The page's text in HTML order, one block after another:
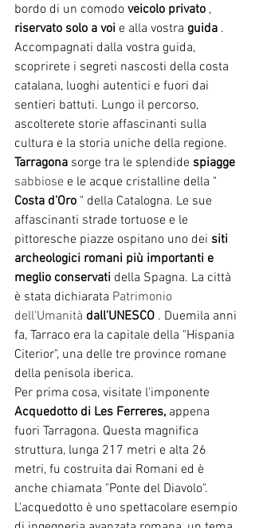
bordo di un comodo veicolo privato ,
riservato solo a voi e alla vostra guida .
Accompagnati dalla vostra guida,
scoprirete i segreti nascosti della costa
catalana, luoghi autentici e fuori dai
sentieri battuti. Lungo il percorso,
ascolterete storie affascinanti sulla
cultura e la storia uniche della regione.
Tarragona sorge tra le splendide spiagge
sabbiose e le acque cristalline della "
Costa d'Oro " della Catalogna. Le sue
affascinanti strade tortuose e le
pittoresche piazze ospitano uno dei siti
archeologici romani più importanti e
meglio conservati della Spagna. La città
è stata dichiarata Patrimonio
dell'Umanità dall'UNESCO . Duemila anni
fa, Tarraco era la capitale della "Hispania
Citerior", una delle tre province romane
della penisola iberica.
Per prima cosa, visitate l'imponente
Acquedotto di Les Ferreres, appena
fuori Tarragona. Questa magnifica
struttura, lunga 217 metri e alta 26
metri, fu costruita dai Romani ed è
anche chiamata "Ponte del Diavolo".
L'acquedotto è uno spettacolare esempio